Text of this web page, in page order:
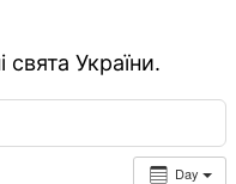
України.
Day